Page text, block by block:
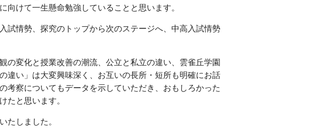
けて一生懸命勉強していることと思います。
試情勢、探究のトップから次のステージへ、中高入試情勢
の変化と授業改善の潮流、公立と私立の違い、雲雀丘学園
違い」は大変興味深く、お互いの長所・短所も明確にお話
考察についてもデータを示していただき、おもしろかった
たと思います。
たしました。